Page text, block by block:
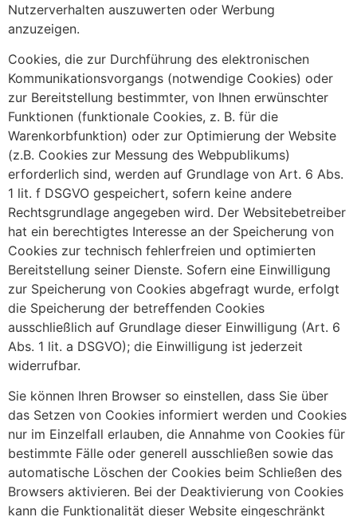
Nutzerverhalten auszuwerten oder Werbung
anzuzeigen.
Cookies, die zur Durchführung des elektronischen
Kommunikationsvorgangs (notwendige Cookies) oder
zur Bereitstellung bestimmter, von Ihnen erwünschter
Funktionen (funktionale Cookies, z. B. für die
Warenkorbfunktion) oder zur Optimierung der Website
(z.B. Cookies zur Messung des Webpublikums)
erforderlich sind, werden auf Grundlage von Art. 6 Abs.
1 lit. f DSGVO gespeichert, sofern keine andere
Rechtsgrundlage angegeben wird. Der Websitebetreiber
hat ein berechtigtes Interesse an der Speicherung von
Cookies zur technisch fehlerfreien und optimierten
Bereitstellung seiner Dienste. Sofern eine Einwilligung
zur Speicherung von Cookies abgefragt wurde, erfolgt
die Speicherung der betreffenden Cookies
ausschließlich auf Grundlage dieser Einwilligung (Art. 6
Abs. 1 lit. a DSGVO); die Einwilligung ist jederzeit
widerrufbar.
Sie können Ihren Browser so einstellen, dass Sie über
das Setzen von Cookies informiert werden und Cookies
nur im Einzelfall erlauben, die Annahme von Cookies für
bestimmte Fälle oder generell ausschließen sowie das
automatische Löschen der Cookies beim Schließen des
Browsers aktivieren. Bei der Deaktivierung von Cookies
kann die Funktionalität dieser Website eingeschränkt